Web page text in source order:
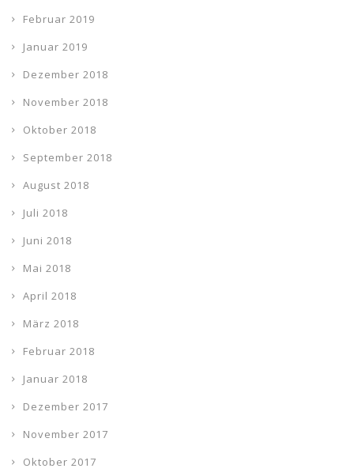
Februar 2019
Januar 2019
Dezember 2018
November 2018
Oktober 2018
September 2018
August 2018
Juli 2018
Juni 2018
Mai 2018
April 2018
März 2018
Februar 2018
Januar 2018
Dezember 2017
November 2017
Oktober 2017